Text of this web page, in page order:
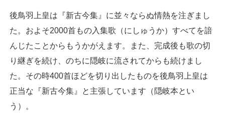
後鳥羽上皇は『新古今集』に並々ならぬ情熱を注ぎまし
た。およそ2000首もの入集歌（にしゅうか）すべてを諳
んじたことからもうかがえます。また、完成後も歌の切
り継ぎを続け、のちに隠岐に流されてからも続けまし
た。その時400首ほどを切り出したものを後鳥羽上皇は
正当な『新古今集』と主張しています（隠岐本とい
う）。